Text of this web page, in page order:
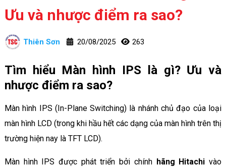
Ưu và nhược điểm ra sao?
Thiên Sơn 20/08/2025 263
Tìm hiểu Màn hình IPS là gì? Ưu và
nhược điểm ra sao?
Màn hình IPS (In-Plane Switching) là nhánh chủ đạo của loại
màn hình LCD (trong khi hầu hết các dạng của màn hình trên thị
trường hiện nay là TFT LCD).
Màn hình IPS được phát triển bởi chính hãng Hitachivào